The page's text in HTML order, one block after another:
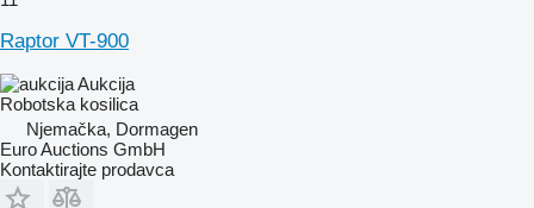
Raptor VT-900
Aukcija
Robotska kosilica
Njemačka, Dormagen
Euro Auctions GmbH
Kontaktirajte prodavca